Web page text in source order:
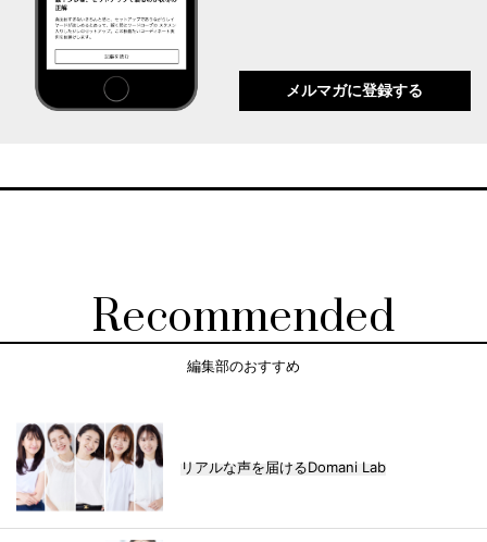
メルマガに登録する
Recommended
編集部のおすすめ
リアルな声を届けるDomani Lab